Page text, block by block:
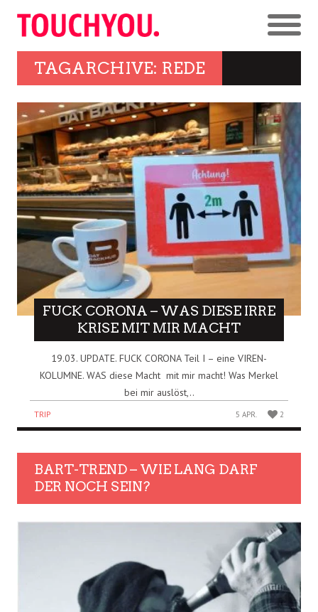
TAGARCHIVE: REDE
FUCK CORONA – WAS DIESE IRRE
KRISE MIT MIR MACHT
19.03. UPDATE. FUCK CORONA Teil I – eine VIREN-
KOLUMNE. WAS diese Macht mit mir macht! Was Merkel
bei mir auslöst,..
TRIP 5 APR. 2
BART-TREND – WIE LANG DARF
DER NOCH SEIN?